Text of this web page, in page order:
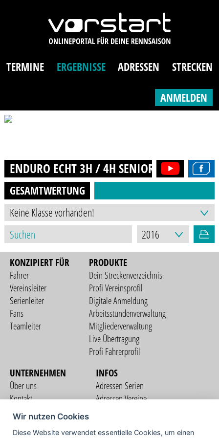
TERMINE ERGEBNISSE ADRESSEN STRECKEN
ANMELDEN
ENDURO ECHT 3H / 4H SENIOREN (AB 50J.)
GESAMTWERTUNG
KONZIPIERT FÜR
Fahrer
Vereinsleiter
Serienleiter
Fans
Teamleiter
PRODUKTE
Dein Streckenverzeichnis
Profi Vereinsprofil
Digitale Anmeldung
Arbeitsstundenverwaltung
Mitgliederverwaltung
Live Übertragung
Profi Fahrerprofil
UNTERNEHMEN
Über uns
Kontakt
Nutzungsbedingungen
Datenschutzerklärung
INFOS
Adressen Serien
Adressen Vereine
Wir nutzen Cookies
Diese Website verwendet essentielle Cookies, um einen